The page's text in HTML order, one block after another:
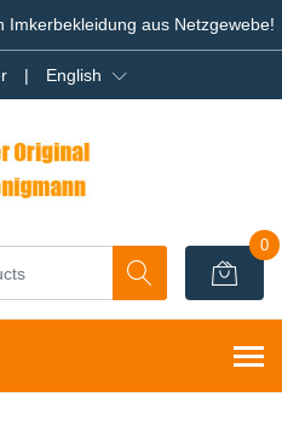
aus Netzgewebe!
| English
0